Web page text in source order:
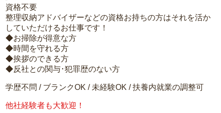
資格不要
整理収納アドバイザーなどの資格お持ちの方はそれを活か
していただけるお仕事です！
◆お掃除が得意な方
◆時間を守れる方
◆挨拶のできる方
◆反社との関与･犯罪歴のない方
学歴不問 / ブランクOK / 未経験OK / 扶養内就業の調整可
他社経験者も大歓迎！